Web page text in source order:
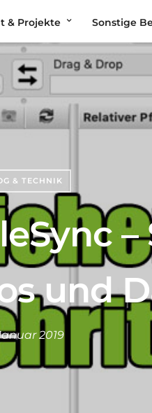
& Projekte Sonstige
& TECHNIK
–
und
2019